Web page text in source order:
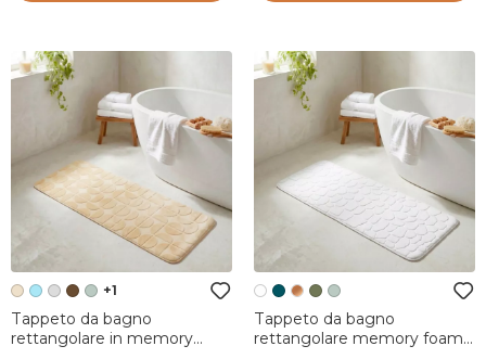
+1
Tappeto da bagno
rettangolare in memory
Tappeto da bagno
rettangolare memory foam